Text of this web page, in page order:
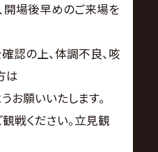
場後早めのご来場を
認の上、体調不良、咳
は
お願いいたします。
戦ください。立見観